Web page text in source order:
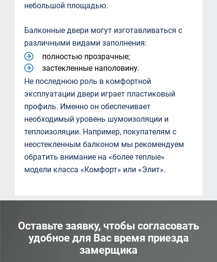
небольшой площадью.
Балконные двери могут изготавливаться с
различными видами заполнения:
полностью прозрачные;
застекленные наполовину.
Не последнюю роль в комфортной
эксплуатации двери играет пластиковый
профиль. Именно он обеспечивает
необходимый уровень шумоизоляции и
теплоизоляции. Например, покупателям с
неостекленным балконом мы рекомендуем
обратить внимание на «более теплые»
модели класса «Комфорт» или «Элит».
Оставьте заявку, чтобы согласовать
удобное для Вас время приезда
замерщика